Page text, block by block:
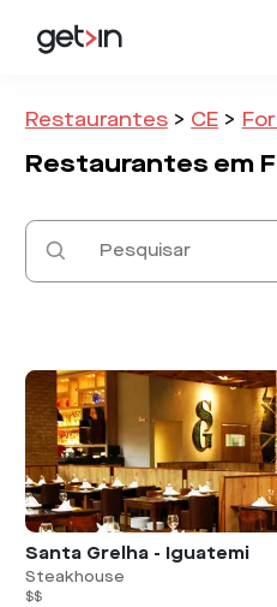
Restaurantes > CE >
Restaurantes em
Santa Grelha - Iguatemi
Steakhouse
$$